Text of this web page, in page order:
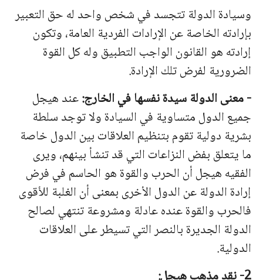
وسيادة الدولة تتجسد في شخص واحد له حق التعبير
بإرادته الخاصة عن الإرادات الفردية العامة، وتكون
إرادته هو القانون الواجب التطبيق وله كل القوة
الضرورية لفرض تلك الإرادة.
-معنىالدولةسيدةنفسهافيالخارج:عندهيجل
جميعالدولمتساوية فيالسيادةولاتوجدسلطة
بشرية دوليةتقومبتنظيمالعلاقات بين الدول خاصة
ما يتعلق بفض النزاعات التي قد تنشأ بينهم، ويرى
الفقيه هيجل أن الحرب والقوة هو الحاسم في فرض
إرادة الدولة عن الدول الأخرى بمعنى أن الغلبة للأقوى
فالحرب والقوة عنده عادلة ومشروعة تنتهي لصالح
الدولة الجديرة بالنصر التي تسيطر على العلاقات
الدولية.